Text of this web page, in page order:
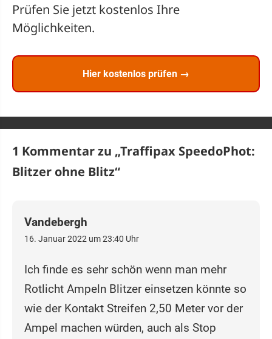
Prüfen Sie jetzt kostenlos Ihre
Möglichkeiten.
Hier kostenlos prüfen →
1 Kommentar zu „Traffipax SpeedoPhot:
Blitzer ohne Blitz“
Vandebergh
16. Januar 2022 um 23:40 Uhr
Ich finde es sehr schön wenn man mehr
Rotlicht Ampeln Blitzer einsetzen könnte so
wie der Kontakt Streifen 2,50 Meter vor der
Ampel machen würden, auch als Stop